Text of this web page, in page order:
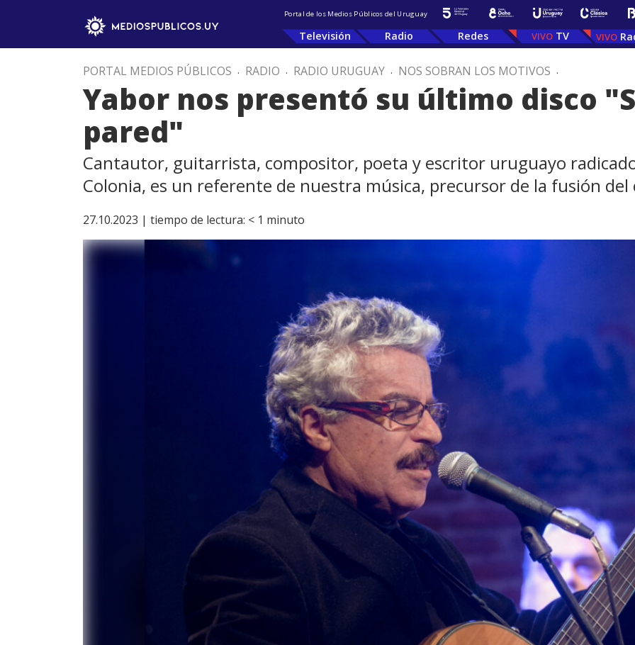
Portal de los Medios Públicos del Uruguay
Televisión Radio Redes TV
PORTAL MEDIOS PÚBLICOS . RADIO . RADIO URUGUAY . NOS SOBRAN LOS MOTIVOS .
Yabor nos presentó su último disco
pared"
Cantautor, guitarrista, compositor, poeta y escritor uruguayo
Colonia, es un referente de nuestra música, precursor de la fusión
27.10.2023 | tiempo de lectura: < 1 minuto